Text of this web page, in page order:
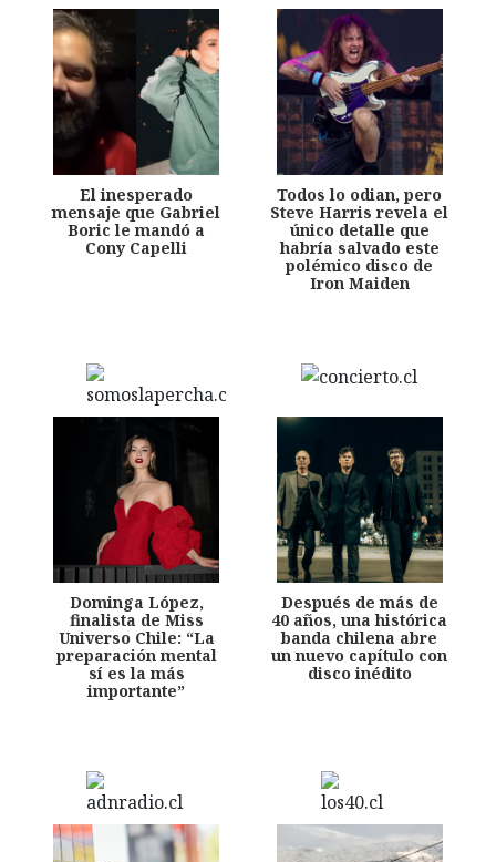
El inesperado
mensaje que Gabriel
Boric le mandó a
Cony Capelli
Todos lo odian, pero
Steve Harris revela el
único detalle que
habría salvado este
polémico disco de
Iron Maiden
Dominga López,
finalista de Miss
Universo Chile: “La
preparación mental
sí es la más
importante”
Después de más de
40 años, una histórica
banda chilena abre
un nuevo capítulo con
disco inédito